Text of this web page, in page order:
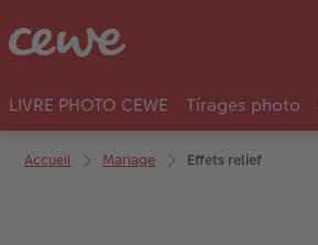
LIVRE PHOTO CEWE Tirages photo
Accueil Mariage Effets relief